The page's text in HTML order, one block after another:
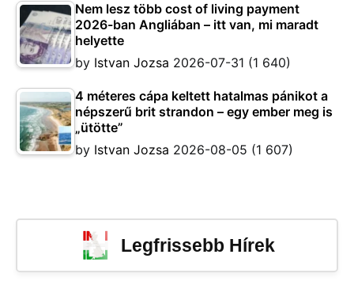
Nem lesz több cost of living payment
2026-ban Angliában – itt van, mi maradt
helyette
by Istvan Jozsa 2026-07-31 (1 640)
4 méteres cápa keltett hatalmas pánikot a
népszerű brit strandon – egy ember meg is
„ütötte”
by Istvan Jozsa 2026-08-05 (1 607)
Legfrissebb Hírek